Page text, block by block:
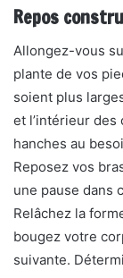
Repos
Allongez-vous
plante de vos
soient plus
et l’intérieur des
hanches au
Reposez vos
une pause dans
Relâchez la
bougez votre
suivante.